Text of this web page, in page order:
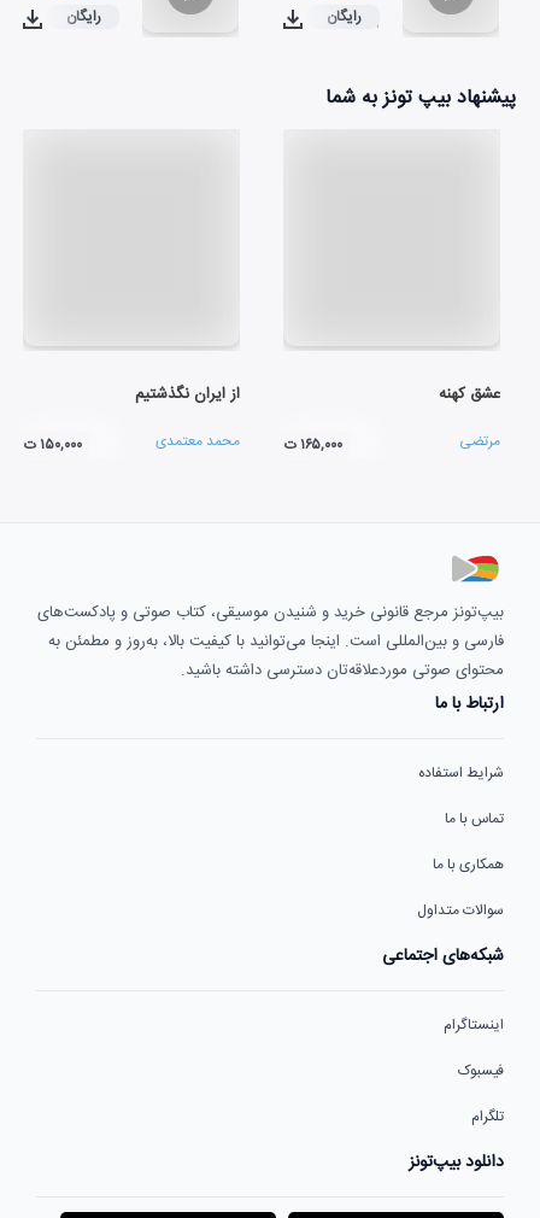
۰۲:۳۱رایگان ۰۳:۵۳
رایگان
پیشنهاد بیپ تونز به شما
عشق کهنه
مرتضی ۱۶۵,۰۰۰ ت
از ایران نگذشتیم
محمد معتمدی ۱۵۰,۰۰۰ ت
بیپ‌تونز مرجع قانونی خرید و شنیدن موسیقی، کتاب صوتی و پادکست‌های
فارسی و بین‌المللی است. اینجا می‌توانید با کیفیت بالا، به‌روز و مطمئن به
محتوای صوتی موردعلاقه‌تان دسترسی داشته باشید.
ارتباط با ما
شرایط استفاده
تماس با ما
همکاری با ما
سوالات متداول
شبکه‌های اجتماعی
اینستاگرام
فیسبوک
تلگرام
دانلود بیپ‌تونز